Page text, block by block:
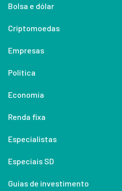
Bolsa e dólar
Criptomoedas
Empresas
Política
Economia
Renda fixa
Especialistas
Especiais SD
Guias de investimento